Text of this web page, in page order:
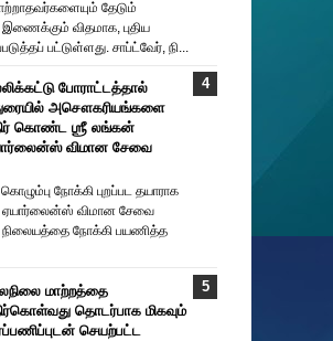
தேடும்
விதமாக, புதிய
பட்டுள்ளது. சாப்ட்வேர், நி...
போராட்டத்தால்
அசௌகரியங்களை
கொண்ட ஶ்ரீ லங்கன்
விமான சேவை
நோக்கி புறப்பட தயாராக
ஏயார்லைன்ஸ் விமான சேவை
நோக்கி பயணித்த
மாற்றத்தை
தொடர்பாக மிகவும்
செயற்பட்ட